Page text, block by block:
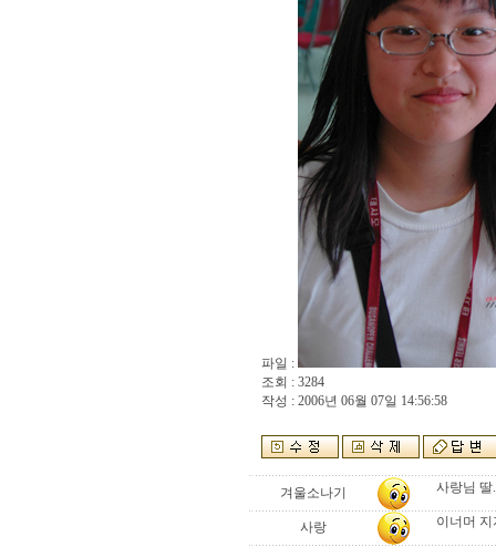
파일 :
조회 : 3284
작성 : 2006년 06월 07일 14:56:58
겨울소나기 사랑님 딸
사랑 이너머